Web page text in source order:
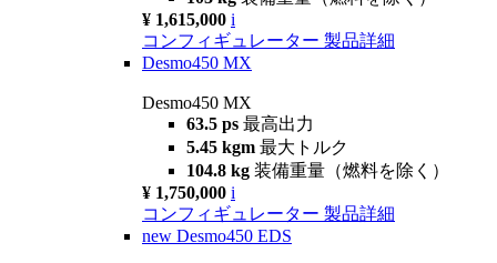
¥ 1,615,000 i
コンフィギュレーター 製品詳細
Desmo450 MX
Desmo450 MX
63.5 ps 最高出力
5.45 kgm 最大トルク
104.8 kg 装備重量（燃料を除く）
¥ 1,750,000 i
コンフィギュレーター 製品詳細
new Desmo450 EDS